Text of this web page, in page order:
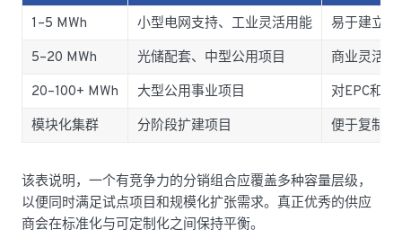
1–5 MWh
小型电网支持、工业灵活用能
易于建立
5–20 MWh
光储配套、中型公用项目
商业灵活性
20–100+ MWh
大型公用事业项目
对EPC和
模块化集群
分阶段扩建项目 便于复制推
该表说明，一个有竞争力的分销组合应覆盖多种容量层级，
以便同时满足试点项目和规模化扩张需求。真正优秀的供应
商会在标准化与可定制化之间保持平衡。